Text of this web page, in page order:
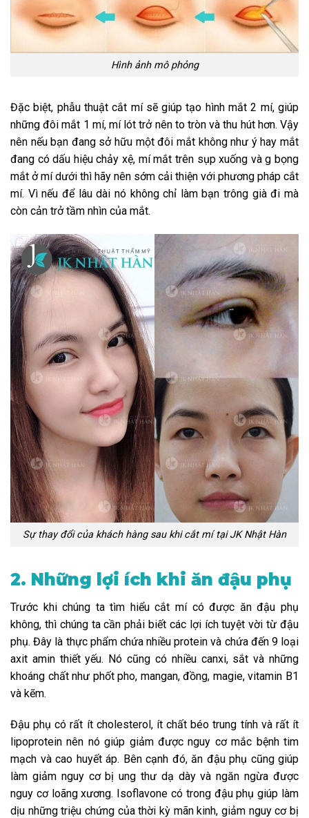
Hình ảnh mô phỏng
Đặc biệt, phẫu thuật cắt mí sẽ giúp tạo hình mắt 2 mí, giúp
những đôi mắt 1 mí, mí lót trở nên to tròn và thu hút hơn. Vậy
nên nếu bạn đang sở hữu một đôi mắt không như ý hay mắt
đang có dấu hiệu chảy xệ, mí mắt trên sụp xuống và g bọng
mắt ở mí dưới thì hãy nên sớm cải thiện với phương pháp cắt
mí. Vì nếu để lâu dài nó không chỉ làm bạn trông già đi mà
còn cản trở tầm nhìn của mắt.
Sự thay đổi của khách hàng sau khi cắt mí tại JK Nhật Hàn
2. Những lợi ích khi ăn đậu phụ
Trước khi chúng ta tìm hiểu cắt mí có được ăn đậu phụ
không, thì chúng ta cần phải biết các lợi ích tuyệt vời từ đậu
phụ. Đây là thực phẩm chứa nhiều protein và chứa đến 9 loại
axit amin thiết yếu. Nó cũng có nhiều canxi, sắt và những
khoáng chất như phốt pho, mangan, đồng, magie, vitamin B1
và kẽm.
Đậu phụ có rất ít cholesterol, ít chất béo trung tính và rất ít
lipoprotein nên nó giúp giảm được nguy cơ mắc bệnh tim
mạch và cao huyết áp. Bên cạnh đó, ăn đậu phụ cũng giúp
làm giảm nguy cơ bị ung thư dạ dày và ngăn ngừa được
nguy cơ loãng xương. Isoflavone có trong đậu phụ giúp làm
dịu những triệu chứng của thời kỳ mãn kinh, giảm nguy cơ bị